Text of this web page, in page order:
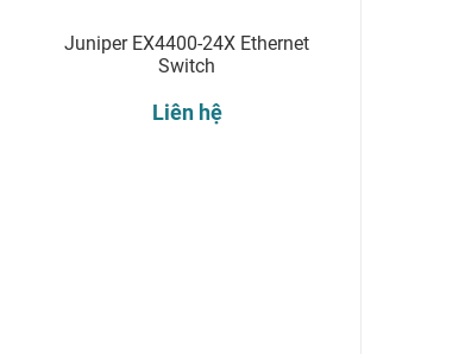
Juniper EX4400-24X Ethernet
Switch
Liên hệ